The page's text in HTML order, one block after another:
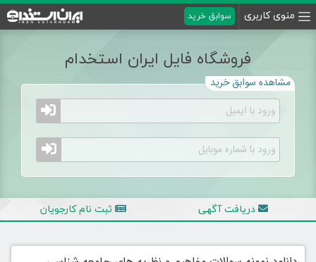
منوی کاربری سوابق خرید
فروشگاه فایل ایران استخدام
مشاهده سوابق خرید
دریافت آگهی ثبت نام کارجویان